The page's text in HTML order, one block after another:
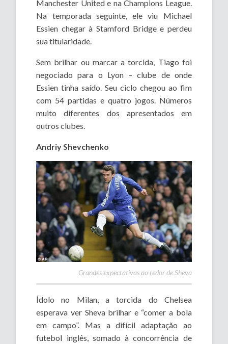
Manchester United e na Champions League.
Na temporada seguinte, ele viu Michael
Essien chegar à Stamford Bridge e perdeu
sua titularidade.
Sem brilhar ou marcar a torcida, Tiago foi
negociado para o Lyon – clube de onde
Essien tinha saído. Seu ciclo chegou ao fim
com 54 partidas e quatro jogos. Números
muito diferentes dos apresentados em
outros clubes.
Andriy Shevchenko
Grandes expectativas ao redor de Sheva
Ídolo no Milan, a torcida do Chelsea
esperava ver Sheva brilhar e “comer a bola
em campo”. Mas a difícil adaptação ao
futebol inglês, somado à concorrência de